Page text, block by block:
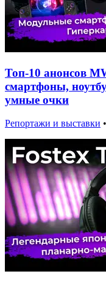
Топ-10 анонсов
смартфоны,
умные очки
Репортажи и выставки •